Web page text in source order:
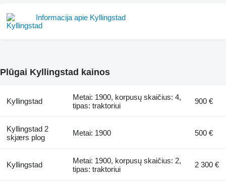
Informacija apie Kyllingstad
Plūgai Kyllingstad kainos
Kyllingstad
Metai: 1900, korpusų skaičius: 4,
tipas: traktoriui
900 €
Kyllingstad 2
skjærs plog
Metai: 1900 500 €
Kyllingstad
Metai: 1900, korpusų skaičius: 2,
tipas: traktoriui
2 300 €